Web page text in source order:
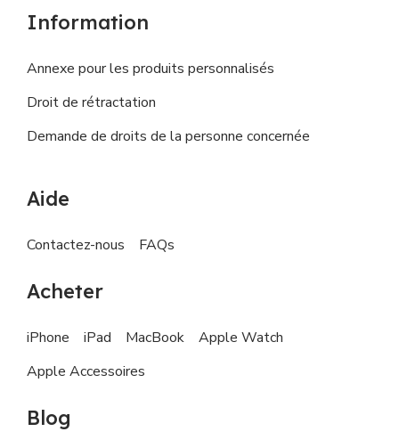
Information
Annexe pour les produits personnalisés
Droit de rétractation
Demande de droits de la personne concernée
Aide
Contactez-nous FAQs
Acheter
iPhone iPad MacBook
Apple Watch
Apple Accessoires
Blog